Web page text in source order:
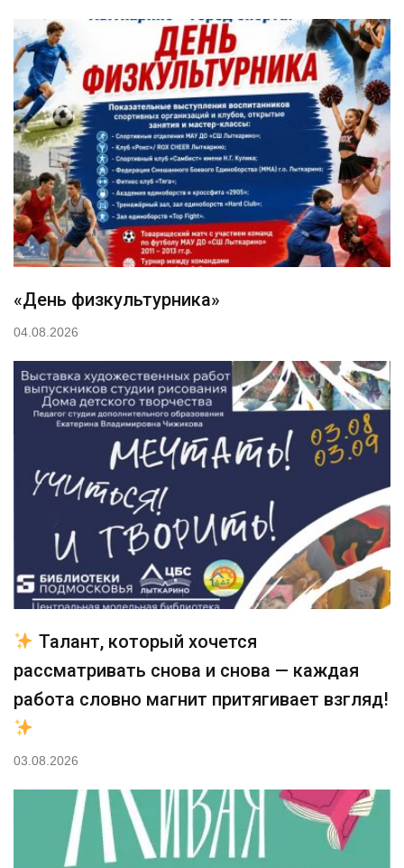
«День физкультурника»
04.08.2026
Талант, который хочется
рассматривать снова и снова — каждая
работа словно магнит притягивает взгляд!
03.08.2026